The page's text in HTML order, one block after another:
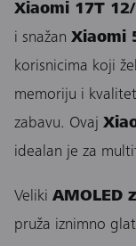
Xiaomi 17T 12/
i snažan Xiaomi
korisnicima koji
memoriju i
zabavu. Ovaj
idealan je za
Veliki AMOLED
pruža iznimno